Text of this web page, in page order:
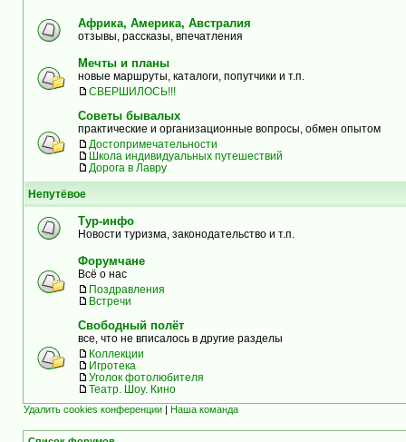
Африка, Америка, Австралия
отзывы, рассказы, впечатления
Мечты и планы
новые маршруты, каталоги, попутчики и т.п.
СВЕРШИЛОСЬ!!!
Советы бывалых
практические и организационные вопросы, обмен опытом
Достопримечательности
Школа индивидуальных путешествий
Дорога в Лавру
Непутёвое
Тур-инфо
Новости туризма, законодательство и т.п.
Форумчане
Всё о нас
Поздравления
Встречи
Свободный полёт
все, что не вписалось в другие разделы
Коллекции
Игротека
Уголок фотолюбителя
Театр. Шоу. Кино
Удалить cookies конференции | Наша команда